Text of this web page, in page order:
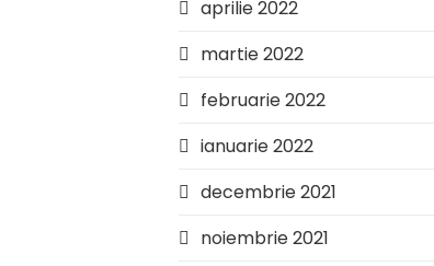
aprilie 2022
martie 2022
februarie 2022
ianuarie 2022
decembrie 2021
noiembrie 2021